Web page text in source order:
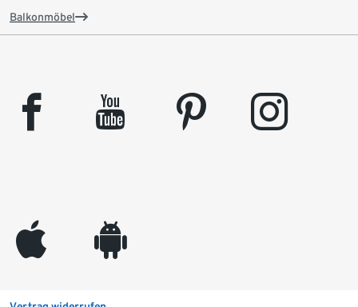
Balkonmöbel
facebook youtube pinterest instagram
appleinc android